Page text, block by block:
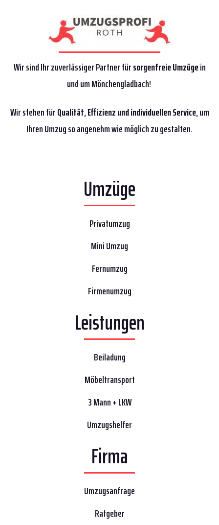
Wir sind Ihr zuverlässiger Partner fürsorgenfreie Umzügein
und um Mönchengladbach!
Wir stehen fürQualität,Effizienzund individuellen Service, um
Ihren Umzug so angenehm wie möglich zu gestalten.
Umzüge
Privatumzug
Mini Umzug
Fernumzug
Firmenumzug
Leistungen
Beiladung
Möbeltransport
3 Mann + LKW
Umzugshelfer
Firma
Umzugsanfrage
Ratgeber